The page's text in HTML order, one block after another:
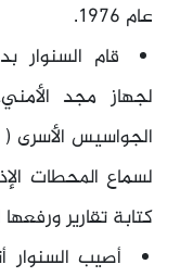
عام 1976.
قام السنوار
لجهاز مجد
الجواسيس الأسرى (
لسماع المحطات
كتابة تقارير
أصيب السنوار